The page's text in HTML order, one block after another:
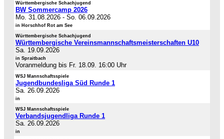
Württembergische Schachjugend
BW Sommercamp 2026
Mo. 31.08.2026 - So. 06.09.2026
in Horschhof Rot am See
Württembergische Schachjugend
Württembergische Vereinsmannschaftsmeisterschaften U10
Sa. 19.09.2026
in Spraitbach
Voranmeldung bis Fr. 18.09. 16:00 Uhr
WSJ Mannschaftsspiele
Jugendbundesliga Süd Runde 1
Sa. 26.09.2026
in
WSJ Mannschaftsspiele
Verbandsjugendliga Runde 1
Sa. 26.09.2026
in